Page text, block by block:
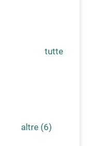
tutte
altre (6)